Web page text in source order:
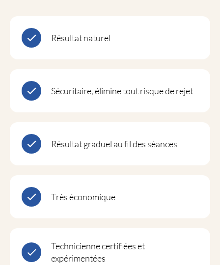
Résultat naturel
Sécuritaire, élimine tout risque de rejet
Résultat graduel au fil des séances
Très économique
Technicienne certifiées et
expérimentées